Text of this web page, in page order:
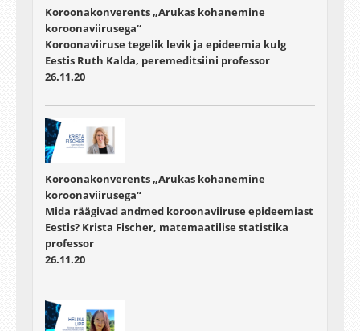
Koroonakonverents „Arukas kohanemine
koroonaviirusega“
Koroonaviiruse tegelik levik ja epideemia kulg
Eestis Ruth Kalda, peremeditsiini professor
26.11.20
Koroonakonverents „Arukas kohanemine
koroonaviirusega“
Mida räägivad andmed koroonaviiruse epideemiast
Eestis? Krista Fischer, matemaatilise statistika
professor
26.11.20